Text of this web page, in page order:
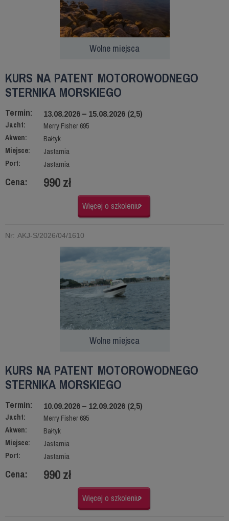
Wolne miejsca
KURS NA PATENT MOTOROWODNEGO
STERNIKA MORSKIEGO
Termin: 13.08.2026 – 15.08.2026 (2,5)
Jacht:
Merry Fisher 695
Akwen:
Bałtyk
Miejsce:
Jastarnia
Port:
Jastarnia
Cena: 990 zł
Więcej o szkoleniu
Nr: AKJ-S/2026/04/1610
Wolne miejsca
KURS NA PATENT MOTOROWODNEGO
STERNIKA MORSKIEGO
Termin: 10.09.2026 – 12.09.2026 (2,5)
Jacht:
Merry Fisher 695
Akwen:
Bałtyk
Miejsce:
Jastarnia
Port:
Jastarnia
Cena: 990 zł
Więcej o szkoleniu